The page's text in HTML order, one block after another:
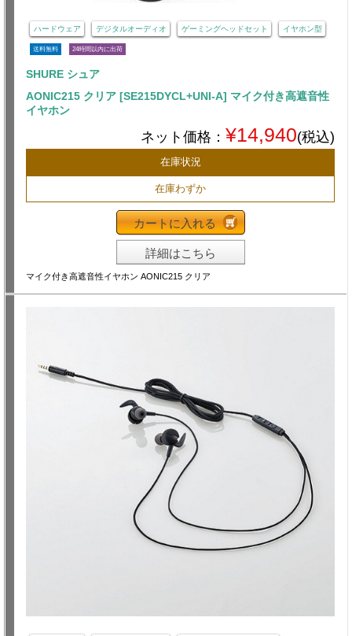
ハードウェア デジタルオーディオ ゲーミングヘッドセット イヤホン型
送料無料 24時間以内に出荷
SHURE シュア
AONIC215 クリア [SE215DYCL+UNI-A] マイク付き高遮音性
イヤホン
ネット価格： ¥14,940(税込)
在庫状況
在庫わずか
カートに入れる
詳細はこちら
マイク付き高遮音性イヤホン AONIC215 クリア